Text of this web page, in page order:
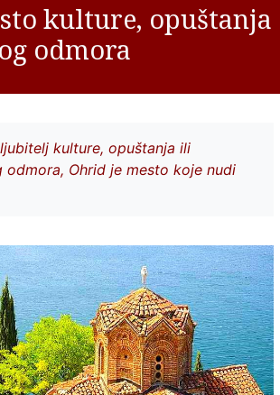
kulture, opuštanja
odmora
kulture, opuštanja ili
odmora, Ohrid je mesto koje nudi